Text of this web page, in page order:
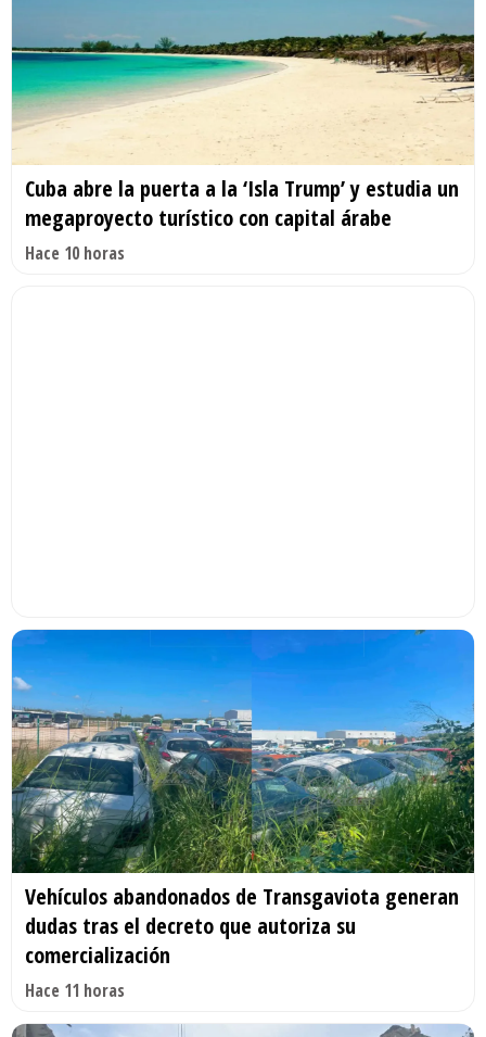
Cuba abre la puerta a la ‘Isla Trump’ y estudia un
megaproyecto turístico con capital árabe
Hace 10 horas
Vehículos abandonados de Transgaviota generan
dudas tras el decreto que autoriza su
comercialización
Hace 11 horas